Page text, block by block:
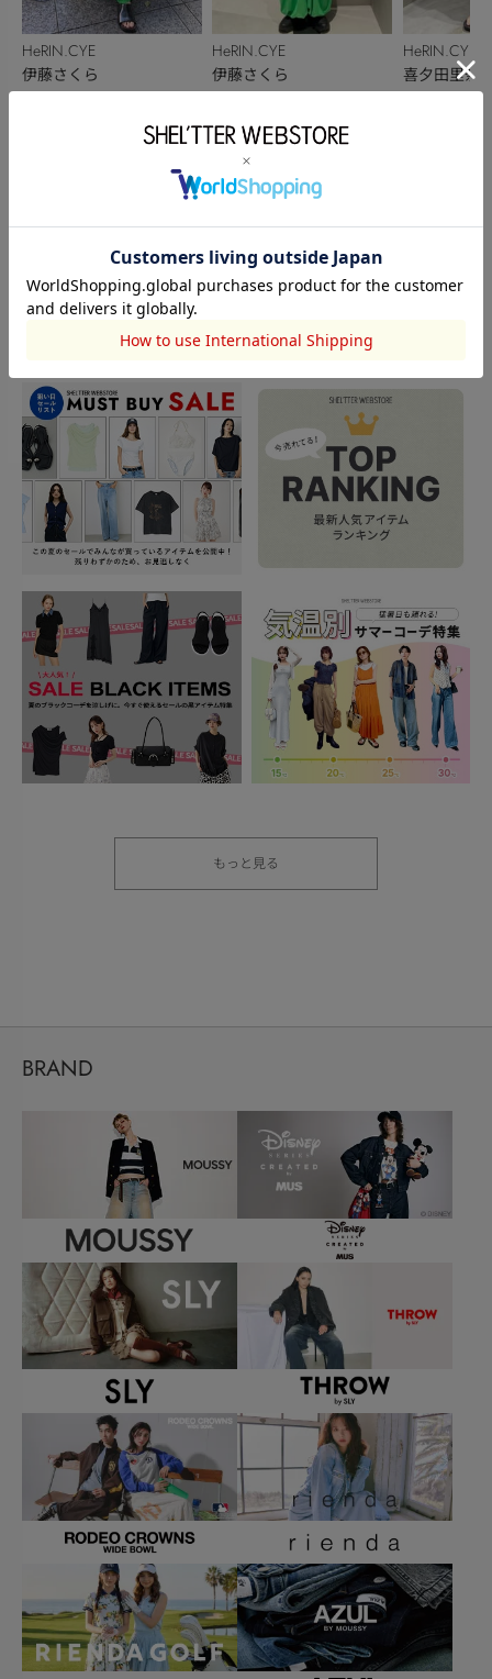
HeRIN.CYE
伊藤さくら
150cm
HeRIN.CYE
伊藤さくら
150cm
HeRIN.CYE
喜夕田里奈
162cm
このアイテムを見た人がチェックしている商品
もっと見る
BRAND